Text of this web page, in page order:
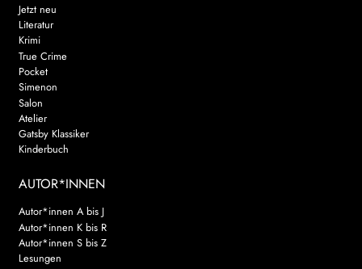
Jetzt neu
Literatur
Krimi
True Crime
Pocket
Simenon
Salon
Atelier
Gatsby Klassiker
Kinderbuch
AUTOR*INNEN
Autor*innen A bis J
Autor*innen K bis R
Autor*innen S bis Z
Lesungen